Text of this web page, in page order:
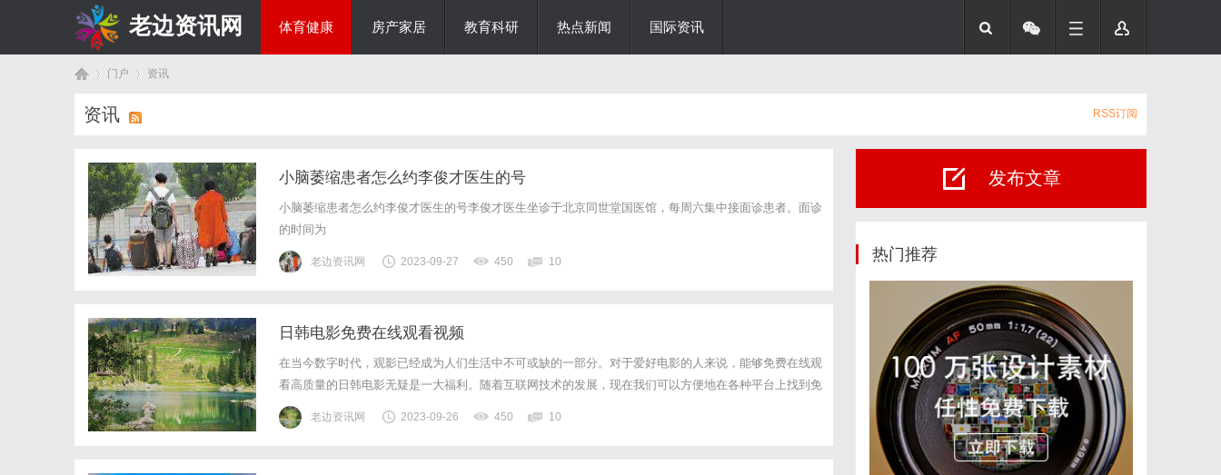
老边资讯网 体育健康 房产家居 教育科研 热点新闻 国际资讯
门户 资讯
资讯 RSS订阅
小脑萎缩患者怎么约李俊才医生的号
小脑萎缩患者怎么约李俊才医生的号李俊才医生坐诊于北京同世堂国医馆，每周六集中接面诊患者。面诊
的时间为
老边资讯网 2023-09-27 450 10
日韩电影免费在线观看视频
在当今数字时代，观影已经成为人们生活中不可或缺的一部分。对于爱好电影的人来说，能够免费在线观
看高质量的日韩电影无疑是一大福利。随着互联网技术的发展，现在我们可以方便地在各种平台上找到免
费在线观看日韩电影的视频资源。这不仅给了观众更多选择的机会，还节省了很多时间和金钱。日韩电影
以其独特的风格和精彩的故事情节在全球享有盛誉。它们通常展现出不同文化的碰撞、纠葛和情...
老边资讯网 2023-09-26 450 10
发布文章
热门推荐